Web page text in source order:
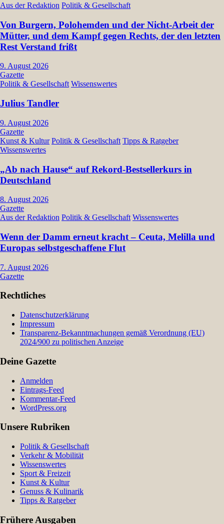
Aus der Redaktion Politik & Gesellschaft
Von Burgern, Polohemden und der Nicht-Arbeit der
Mütter, und dem Kampf gegen Rechts, der den letzten
Rest Verstand frißt
9. August 2026
Gazette
Politik & Gesellschaft Wissenswertes
Julius Tandler
9. August 2026
Gazette
Kunst & Kultur Politik & Gesellschaft Tipps & Ratgeber
Wissenswertes
„Ab nach Hause“ auf Rekord-Bestsellerkurs in
Deutschland
8. August 2026
Gazette
Aus der Redaktion Politik & Gesellschaft Wissenswertes
Wenn der Damm erneut kracht – Ceuta, Melilla und
Europas selbstgeschaffene Flut
7. August 2026
Gazette
Rechtliches
Datenschutzerklärung
Impressum
Transparenz-Bekanntmachungen gemäß Verordnung (EU)
2024/900 zu politischen Anzeige
Deine Gazette
Anmelden
Eintrags-Feed
Kommentar-Feed
WordPress.org
Unsere Rubriken
Politik & Gesellschaft
Verkehr & Mobilität
Wissenswertes
Sport & Freizeit
Kunst & Kultur
Genuss & Kulinarik
Tipps & Ratgeber
Frühere Ausgaben